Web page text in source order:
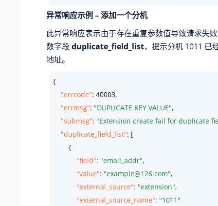
异常响应示例 – 添加一个分机
此异常响应表示由于存在重复参数值导致请求失
数字段duplicate_field_list，提示分机 1011 已
地址。
{
"errcode": 40003,
"errmsg": "DUPLICATE KEY VALUE",
"submsg": "Extension create fail for duplicate
"duplicate_field_list": [
        {
"field": "email_addr",
"value": "example@126.com",
"external_source": "extension",
"external_source_name": "1011"